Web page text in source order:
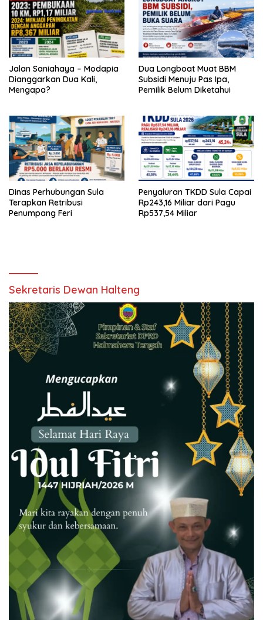
Jalan Saniahaya – Modapia
Dianggarkan Dua Kali,
Mengapa?
Dua Longboat Muat BBM
Subsidi Menuju Pas Ipa,
Pemilik Belum Diketahui
Dinas Perhubungan Sula
Terapkan Retribusi
Penumpang Feri
Penyaluran TKDD Sula Capai
Rp243,16 Miliar dari Pagu
Rp537,54 Miliar
Sekretaris Dewan Halteng